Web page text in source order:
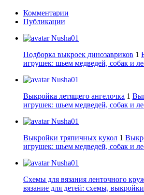
Комментарии
Публикации
Nusha01
Подборка выкроек динозавриков 1
игрушек: шьем медведей, собак и
Nusha01
Выкройка летящего ангелочка 1
игрушек: шьем медведей, собак и
Nusha01
Выкройки тряпичных кукол 1
игрушек: шьем медведей, собак и
Nusha01
Схемы для вязания ленточного
вязание для детей: схемы,